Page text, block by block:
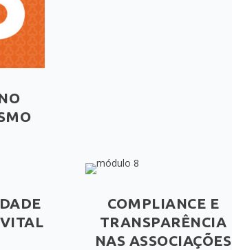
COMPLIANCE E
TRANSPARÊNCIA
NAS ASSOCIAÇÕES